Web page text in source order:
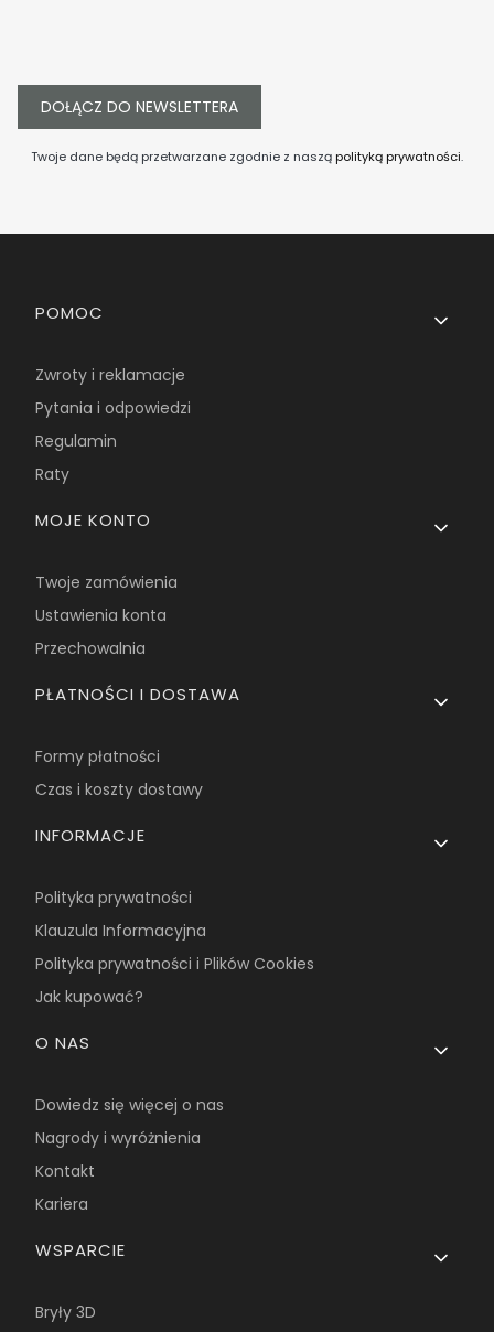
DOŁĄCZ DO NEWSLETTERA
Twoje dane będą przetwarzane zgodnie z naszą polityką prywatności.
Linki w stopce
POMOC
Zwroty i reklamacje
Pytania i odpowiedzi
Regulamin
Raty
MOJE KONTO
Twoje zamówienia
Ustawienia konta
Przechowalnia
PŁATNOŚCI I DOSTAWA
Formy płatności
Czas i koszty dostawy
INFORMACJE
Polityka prywatności
Klauzula Informacyjna
Polityka prywatności i Plików Cookies
Jak kupować?
O NAS
Dowiedz się więcej o nas
Nagrody i wyróżnienia
Kontakt
Kariera
WSPARCIE
Bryły 3D